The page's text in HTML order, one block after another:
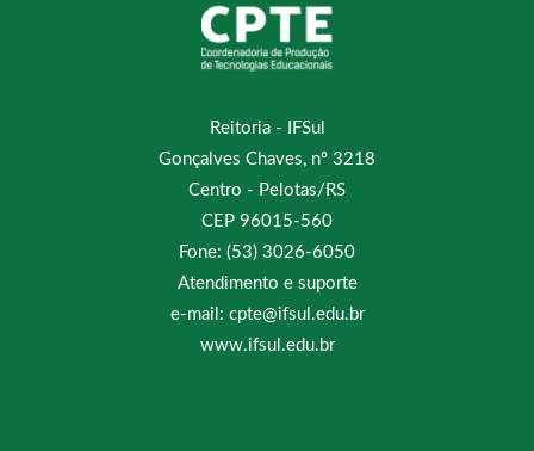
Reitoria - IFSul
Gonçalves Chaves, nº 3218
Centro - Pelotas/RS
CEP 96015-560
Fone: (53) 3026-6050
Atendimento e suporte
e-mail: cpte@ifsul.edu.br
www.ifsul.edu.br